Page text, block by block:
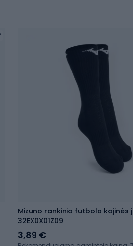
Mizuno rankinio futbolo kojinės
32EX0X01Z09
3,89 €